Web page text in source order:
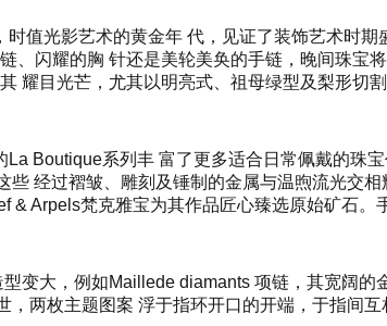
值光影艺术的黄金年 代，见证了装饰艺术时
、闪耀的胸 针还是美轮美奂的手链，晚间珠
耀目光芒，尤其以明亮式、祖母绿型及梨形切
Boutique系列丰 富了更多适合日常佩戴的珠
经过褶皱、雕刻及锤制的金属与温煦流光交
& Arpels梵克雅宝为其作品匠心臻选原始矿石
变大，例如Maillede diamants 项链，其宽阔
两枚主题图案 浮于指环开口的开端，于指间